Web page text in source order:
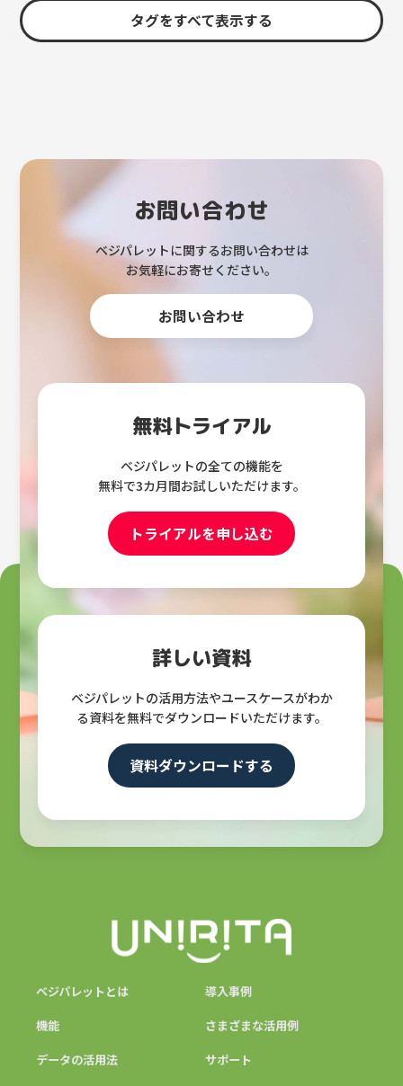
タグをすべて表示する
お問い合わせ
ベジパレットに関するお問い合わせは
お気軽にお寄せください。
お問い合わせ
無料トライアル
ベジパレットの全ての機能を
無料で3カ月間お試しいただけます。
トライアルを申し込む
詳しい資料
ベジパレットの活用方法やユースケースがわか
る資料を無料でダウンロードいただけます。
資料ダウンロードする
ベジパレットとは
機能
データの活用法
導入事例
さまざまな活用例
サポート